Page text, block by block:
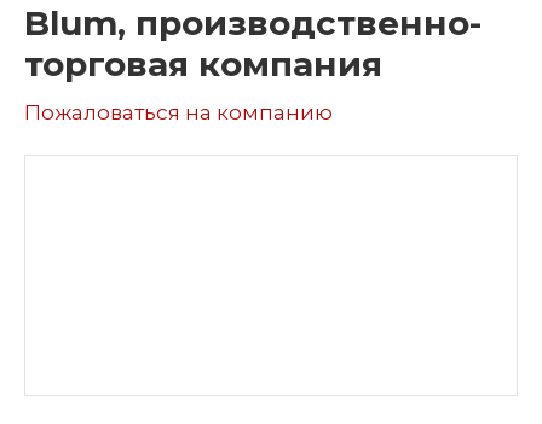
Blum, производственно-
торговая компания
Пожаловаться на компанию